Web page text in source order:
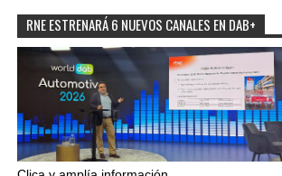
RNE ESTRENARÁ 6 NUEVOS CANALES EN DAB+